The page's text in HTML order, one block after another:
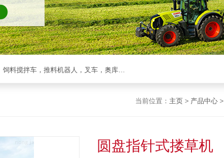
克拉斯全系，收割机，青储机，拖拉机，方包裹包机，饲料搅拌车，推料机器人，叉车，奥库裹包机
当前位置： 主页> 产品中心>
圆盘指针式搂草机